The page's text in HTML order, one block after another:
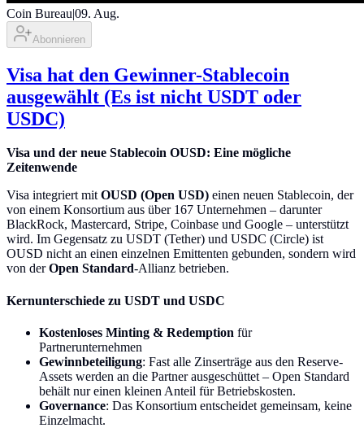
Coin Bureau|09. Aug.
Abonnieren
Visa hat den Gewinner-Stablecoin
ausgewählt (Es ist nicht USDT oder
USDC)
Visa und der neue Stablecoin OUSD: Eine mögliche
Zeitenwende
Visa integriert mitOUSD (Open USD) einen neuen Stablecoin, der
von einem Konsortium aus über 167 Unternehmen – darunter
BlackRock, Mastercard, Stripe, Coinbase und Google – unterstützt
wird. Im Gegensatz zu USDT (Tether) und USDC (Circle) ist
OUSD nicht an einen einzelnen Emittenten gebunden, sondern wird
von derOpen Standard-Allianz betrieben.
Kernunterschiede zu USDT und USDC
Kostenloses Minting & Redemption für
Partnerunternehmen
Gewinnbeteiligung: Fast alle Zinserträge aus den Reserve-
Assets werden an die Partner ausgeschüttet – Open Standard
behält nur einen kleinen Anteil für Betriebskosten.
Governance: Das Konsortium entscheidet gemeinsam, keine
Einzelmacht.